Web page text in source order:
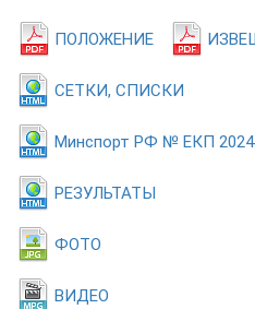
ПОЛОЖЕНИЕ
СЕТКИ, СПИСКИ
Минспорт РФ № ЕКП
РЕЗУЛЬТАТЫ
ФОТО
ВИДЕО